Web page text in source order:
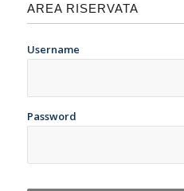
AREA RISERVATA
Username
Password